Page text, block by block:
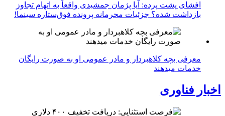
افشای پشت پرده: آیا پژمان جمشیدی واقعاً به اتهام تجاوز
بازداشت شده؟ جزئیات محرمانه پرونده فوق‌ستاره سینما!
معرفی بچه کلاهبردار و مادر عمومی او به صورت رایگان
خدمات میدهند
اخبار فناوری